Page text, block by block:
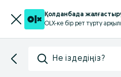
Қолданбада
OLX-ке бір рет түрту
Не іздедіңіз?